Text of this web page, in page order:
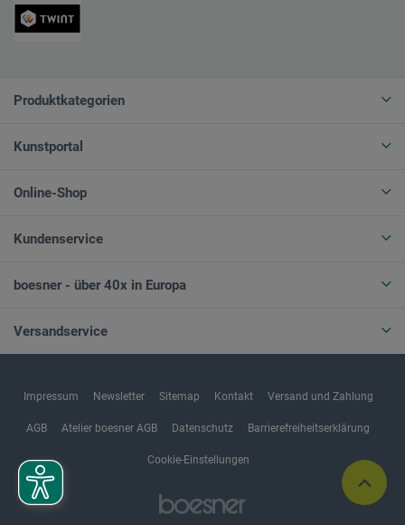
Produktkategorien
Kunstportal
Online-Shop
Kundenservice
boesner - über 40x in Europa
Versandservice
Impressum Newsletter Sitemap Kontakt Versand und Zahlung
AGB Atelier boesner AGB Datenschutz Barrierefreiheitserklärung
Cookie-Einstellungen